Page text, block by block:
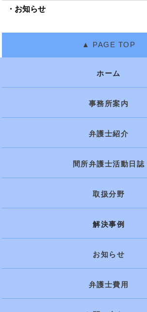
お知らせ
ホーム
事務所案内
弁護士紹介
間所弁護士活動日誌
取扱分野
解決事例
お知らせ
弁護士費用